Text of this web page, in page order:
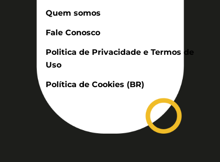
Quem somos
Fale Conosco
Politica de Privacidade e Termos de
Uso
Política de Cookies (BR)